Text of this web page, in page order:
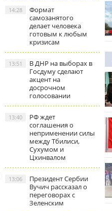
Формат
самозанятого
делает человека
готовым к любым
кризисам
14:28
В ДНР на выборах в
Госдуму сделают
акцент на
досрочном
голосовании
13:51
РФ ждет
соглашения о
неприменении силы
между Тбилиси,
Сухумом и
Цхинвалом
13:40
Президент Сербии
Вучич рассказал о
переговорах с
Зеленским
13:06